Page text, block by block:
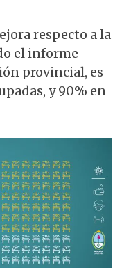
respecto a la
el informe
provincial, es
y 90% en